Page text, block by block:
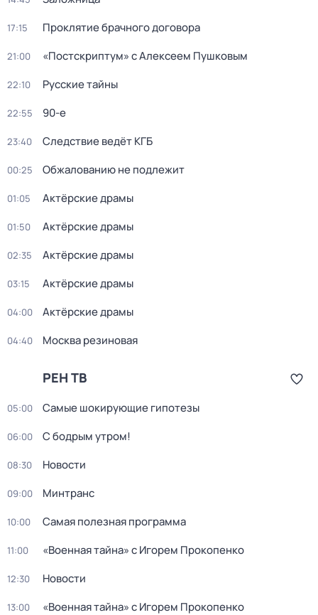
17:15 Проклятие брачного договора
21:00 «Постскриптум» с Алексеем Пушковым
22:10 Русские тайны
22:55 90-е
23:40 Следствие ведёт КГБ
00:25 Обжалованию не подлежит
01:05 Актёрские драмы
01:50 Актёрские драмы
02:35 Актёрские драмы
03:15 Актёрские драмы
04:00 Актёрские драмы
04:40 Москва резиновая
РЕН ТВ
05:00 Самые шoкиpующие гипотезы
06:00 С бодрым утром!
08:30 Новости
09:00 Минтранс
10:00 Самая полезная программа
11:00 «Военная тайна» с Игорем Прокопенко
12:30 Новости
13:00 «Военная тайна» с Игорем Прокопенко